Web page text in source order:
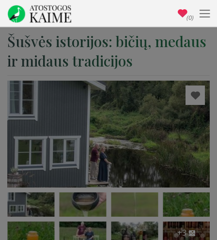
Šušvės istorijos: bičių, medaus
ir midaus tradicijos
+3
(0)